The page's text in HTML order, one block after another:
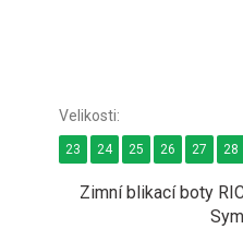
Zimní blikací boty
23 24 25 26 27 28